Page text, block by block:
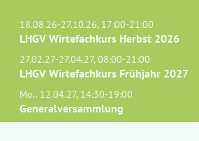
18.08.26-27.10.26, 17:00-21:00
LHGV Wirtefachkurs Herbst 2026
27.02.27-27.04.27, 08:00-21:00
LHGV Wirtefachkurs Frühjahr 2027
Mo.. 12.04.27, 14:30-19:00
Generalversammlung